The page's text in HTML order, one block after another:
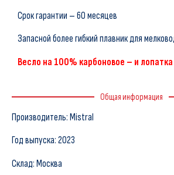
Срок гарантии – 60 месяцев
Запасной более гибкий плавник для
Весло на 100% карбоновое – и
Общая информация
Производитель: Mistral
Год выпуска: 2023
Склад: Москва